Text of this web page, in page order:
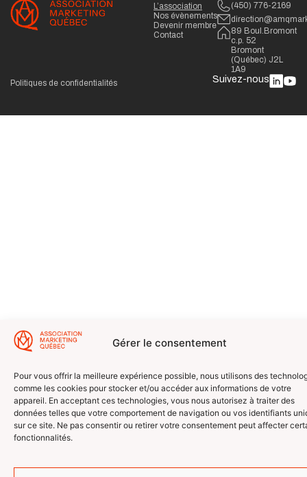
Gérer le consentement
Pour vous offrir la meilleure expérience possible, nous utilisons des
comme les cookies pour stocker et/ou accéder aux informations de votre
appareil. En acceptant ces technologies, vous nous autorisez à traiter des
données telles que votre comportement de navigation ou vos identifiants
sur ce site. Ne pas consentir ou retirer votre consentement peut affecter
fonctionnalités.
L’association
Nos évènements
Devenir membre
Contact
(450) 776-2169
89 Boul.Bromont
c.p. 52
Bromont
(Québec) J2L
1A9
Politiques de confidentialités
Suivez-nous